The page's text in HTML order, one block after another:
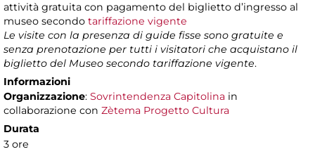
attività gratuita con pagamento del biglietto d’ingresso al
museo secondo tariffazione vigente
Le visite con la presenza di guide fisse sono gratuite e
senza prenotazione per tutti i visitatori che acquistano il
biglietto del Museo secondo tariffazione vigente.
Informazioni
Organizzazione: Sovrintendenza Capitolina in
collaborazione con Zètema Progetto Cultura
Durata
3 ore